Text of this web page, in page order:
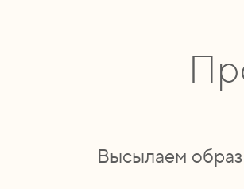
Высылаем